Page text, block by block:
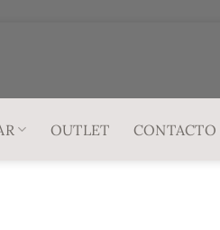
OUTLET CONTACTO